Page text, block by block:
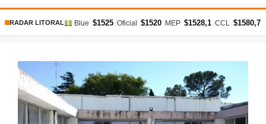
RADAR LITORAL Blue $1525 Oficial $1520 MEP $1528,1 CCL $1580,7